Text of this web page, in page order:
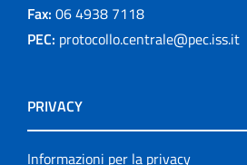
Fax: 06 4938 7118
PEC: protocollo.centrale@pec.iss.it
PRIVACY
Informazioni per la privacy